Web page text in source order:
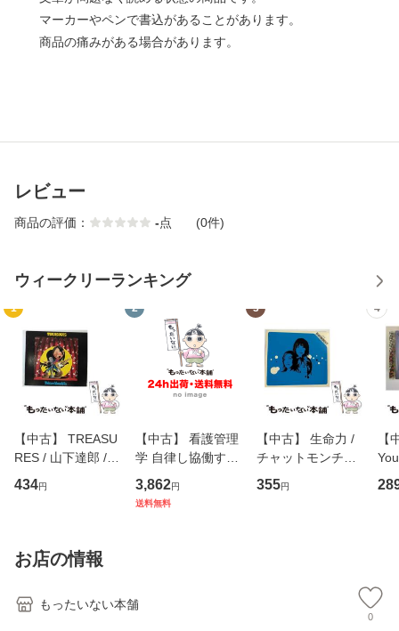
マーカーやペンで書込があることがあります。
商品の痛みがある場合があります。
レビュー
商品の評価： -点 (0件)
ウィークリーランキング
1
【中古】 TREASU
RES / 山下達郎 /
イーストウエス
ト・ジャパン [CD]
434円
2
【中古】 看護管理
学 自律し協働する
専門職の看護マネ
ジメントスキル 改
3,862円
送料無料
3
【中古】 生命力 /
チャットモンチー /
キューンレコード
[CD]【メール便送
355円
4
【
のが
お店の情報
もったいない本舗
0